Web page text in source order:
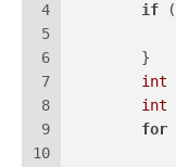
4
5
6
7
8
9
10
if
        }
int
int
for